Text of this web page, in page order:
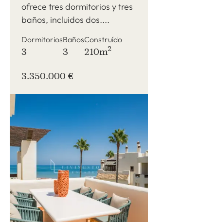
ofrece tres dormitorios y tres
baños, incluidos dos....
Dormitorios
3
Baños
3
Construído
210m2
3.350.000 €